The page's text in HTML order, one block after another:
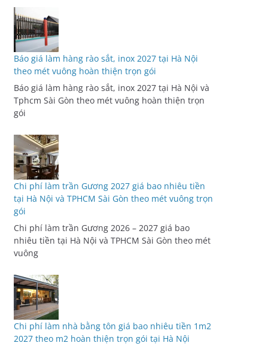
Báo giá làm hàng rào sắt, inox 2027 tại Hà Nội
theo mét vuông hoàn thiện trọn gói
Báo giá làm hàng rào sắt, inox 2027 tại Hà Nội và
Tphcm Sài Gòn theo mét vuông hoàn thiện trọn
gói
Chi phí làm trần Gương 2027 giá bao nhiêu tiền
tại Hà Nội và TPHCM Sài Gòn theo mét vuông trọn
gói
Chi phí làm trần Gương 2026 – 2027 giá bao
nhiêu tiền tại Hà Nội và TPHCM Sài Gòn theo mét
vuông
Chi phí làm nhà bằng tôn giá bao nhiêu tiền 1m2
2027 theo m2 hoàn thiện trọn gói tại Hà Nội